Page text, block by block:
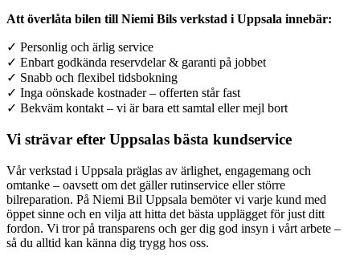
Att överlåta bilen till Niemi Bils verkstad i Uppsala innebär:
✓ Personlig och ärlig service
✓ Enbart godkända reservdelar & garanti på jobbet
✓ Snabb och flexibel tidsbokning
✓ Inga oönskade kostnader – offerten står fast
✓ Bekväm kontakt – vi är bara ett samtal eller mejl bort
Vi strävar efter Uppsalas bästa kundservice
Vår verkstad i Uppsala präglas av ärlighet, engagemang och
omtanke – oavsett om det gäller rutinservice eller större
bilreparation. På Niemi Bil Uppsala bemöter vi varje kund med
öppet sinne och en vilja att hitta det bästa upplägget för just ditt
fordon. Vi tror på transparens och ger dig god insyn i vårt arbete –
så du alltid kan känna dig trygg hos oss.